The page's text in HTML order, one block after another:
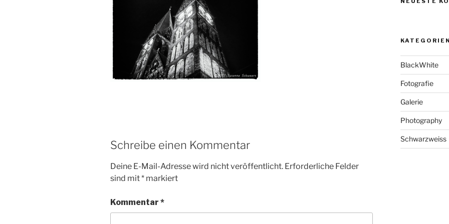
Schreibe einen Kommentar
Deine E-Mail-Adresse wird nicht veröffentlicht. Erforderliche Felder
sind mit* markiert
Kommentar *
KATEGORIEN
BlackWhite
Fotografie
Galerie
Photography
Schwarzweiss